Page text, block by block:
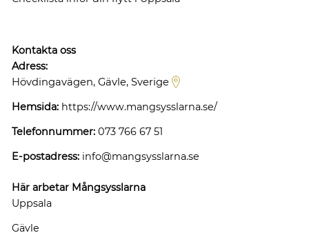
Kontakta oss
Adress:
Hövdingavägen, Gävle, Sverige
Hemsida: https://www.mangsysslarna.se/
Telefonnummer: 073 766 67 51
E-postadress: info@mangsysslarna.se
Här arbetar Mångsysslarna
Uppsala
Gävle